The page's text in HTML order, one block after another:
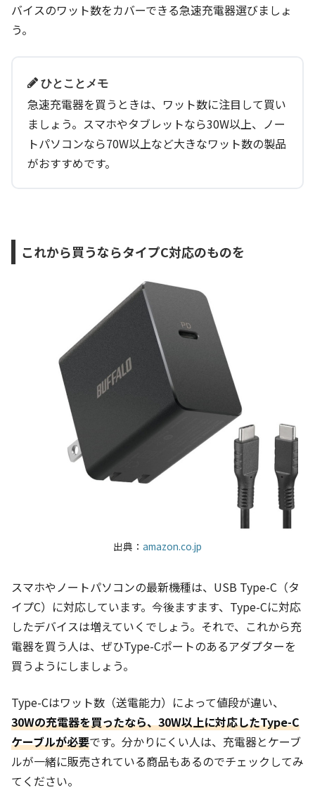
バイスのワット数をカバーできる急速充電器選びましょ
う。
ひとことメモ
急速充電器を買うときは、ワット数に注目して買い
ましょう。スマホやタブレットなら30W以上、ノー
トパソコンなら70W以上など大きなワット数の製品
がおすすめです。
これから買うならタイプC対応のものを
出典： amazon.co.jp
スマホやノートパソコンの最新機種は、USB Type-C（タ
イプC）に対応しています。今後ますます、Type-Cに対応
したデバイスは増えていくでしょう。それで、これから充
電器を買う人は、ぜひType-Cポートのあるアダプターを
買うようにしましょう。
Type-Cはワット数（送電能力）によって値段が違い、
30Wの充電器を買ったなら、30W以上に対応したType-C
ケーブルが必要です。分かりにくい人は、充電器とケーブ
ルが一緒に販売されている商品もあるのでチェックしてみ
てください。